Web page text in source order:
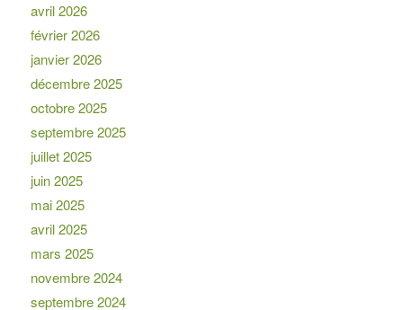
avril 2026
février 2026
janvier 2026
décembre 2025
octobre 2025
septembre 2025
juillet 2025
juin 2025
mai 2025
avril 2025
mars 2025
novembre 2024
septembre 2024